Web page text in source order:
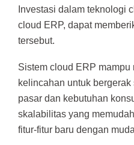
Investasi dalam teknologi
cloud ERP, dapat
tersebut.
Sistem cloud ERP
kelincahan untuk
pasar dan kebutuhan
skalabilitas yang
fitur-fitur baru dengan